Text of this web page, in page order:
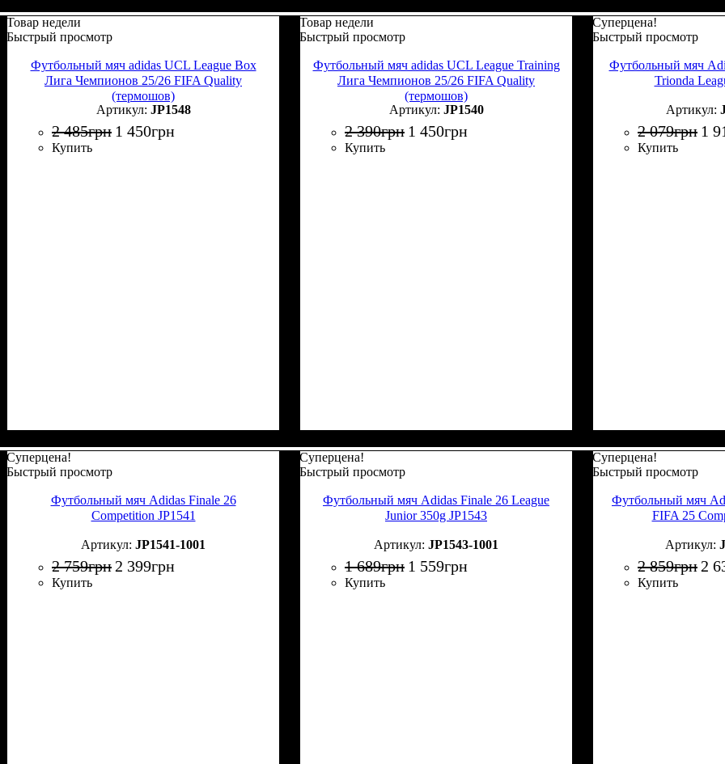
Товар недели
Быстрый просмотр
Футбольный мяч adidas UCL League Box
Лига Чемпионов 25/26 FIFA Quality
(термошов)
JP1548
2 485грн 1 450грн
Купить
Товар недели
Быстрый просмотр
Футбольный мяч adidas UCL League Training
Лига Чемпионов 25/26 FIFA Quality
(термошов)
JP1540
2 390грн 1 450грн
Купить
Суперцена!
Быстрый просмотр
Футбольный мяч
Trionda
2 079грн 1
Купить
Суперцена!
Быстрый просмотр
Футбольный мяч Adidas Finale 26
Competition JP1541
JP1541-1001
2 759грн 2 399грн
Купить
Суперцена!
Быстрый просмотр
Футбольный мяч Adidas Finale 26 League
Junior 350g JP1543
JP1543-1001
1 689грн 1 559грн
Купить
Суперцена!
Быстрый просмотр
Футбольный мяч
FIFA 25
2 859грн 2
Купить